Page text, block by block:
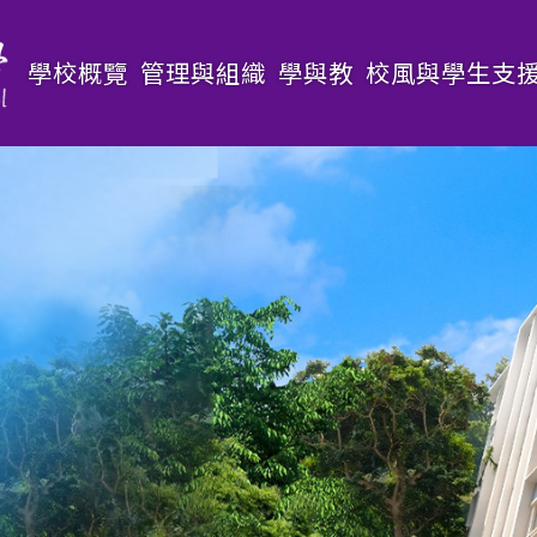
Main
navigation
學校概覽 管理與組織 學與教 校風與學生支